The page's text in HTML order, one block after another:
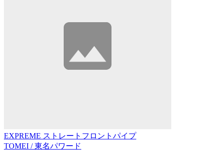
EXPREME ストレートフロントパイプ
TOMEI / 東名パワード